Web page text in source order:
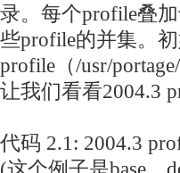
录。每个profile叠
些profile的并集。
profile（/usr/
让我们看看2004.3
代码 2.1: 2004.3